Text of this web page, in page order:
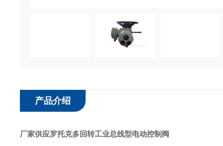
产品介绍
厂家供应罗托克多回转工业总线型电动控制阀